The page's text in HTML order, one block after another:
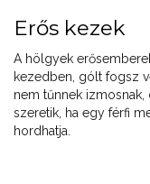
Erős kezek
A hölgyek
kezedben, gólt fogsz
nem tűnnek
szeretik, ha egy férfi
hordhatja.